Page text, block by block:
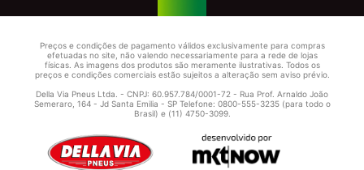
Preços e condições de pagamento válidos exclusivamente para compras
efetuadas no site, não valendo necessariamente para a rede de lojas
físicas. As imagens dos produtos são meramente ilustrativas. Todos os
preços e condições comerciais estão sujeitos a alteração sem aviso prévio.
Della Via Pneus Ltda. - CNPJ: 60.957.784/0001-72 - Rua Prof. Arnaldo João
Semeraro, 164 - Jd Santa Emilia - SP Telefone: 0800-555-3235 (para todo o
Brasil) e (11) 4750-3099.